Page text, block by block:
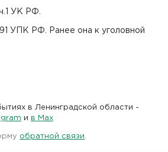
УК РФ.
УПК РФ. Ранее она к уголовной
в Ленинградской области -
и в Maх
обратной связи